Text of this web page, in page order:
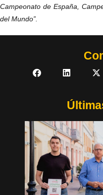
Campeonato de España,
del Mundo”.